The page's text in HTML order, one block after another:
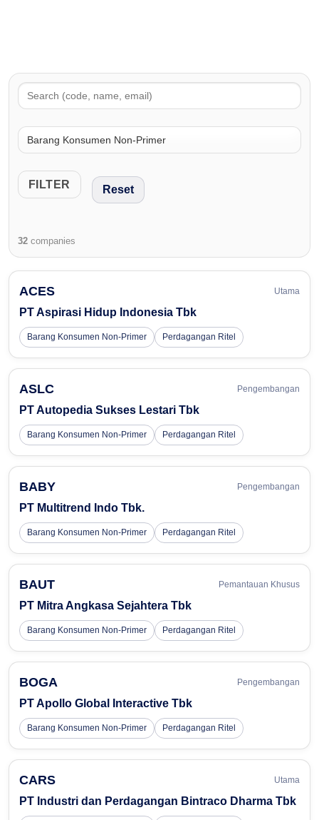
FILTER Reset
32 companies
ACES Utama
PT Aspirasi Hidup Indonesia Tbk
Barang Konsumen Non-Primer Perdagangan Ritel
ASLC Pengembangan
PT Autopedia Sukses Lestari Tbk
Barang Konsumen Non-Primer Perdagangan Ritel
BABY Pengembangan
PT Multitrend Indo Tbk.
Barang Konsumen Non-Primer Perdagangan Ritel
BAUT Pemantauan Khusus
PT Mitra Angkasa Sejahtera Tbk
Barang Konsumen Non-Primer Perdagangan Ritel
BOGA Pengembangan
PT Apollo Global Interactive Tbk
Barang Konsumen Non-Primer Perdagangan Ritel
CARS Utama
PT Industri dan Perdagangan Bintraco Dharma Tbk